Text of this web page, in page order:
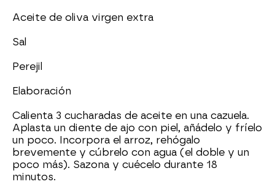
Aceite de oliva virgen extra
Sal
Perejil
Elaboración
Calienta 3 cucharadas de aceite en una cazuela.
Aplasta un diente de ajo con piel, añádelo y fríelo
un poco. Incorpora el arroz, rehógalo
brevemente y cúbrelo con agua (el doble y un
poco más). Sazona y cuécelo durante 18
minutos.